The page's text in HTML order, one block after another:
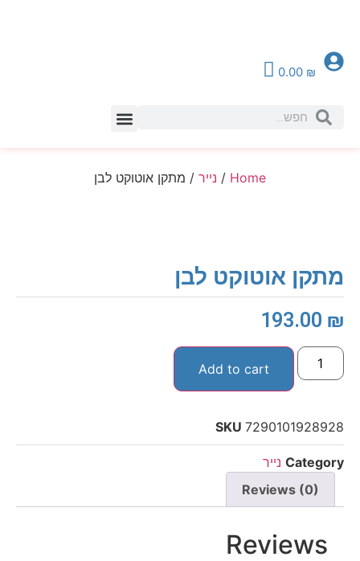
0.00 ₪
Home
/ נייר / מתקן אוטוקט לבן
מתקן אוטוקט לבן
193.00 ₪
Add to cart
SKU 7290101928928
Category נייר
Reviews (0)
Reviews